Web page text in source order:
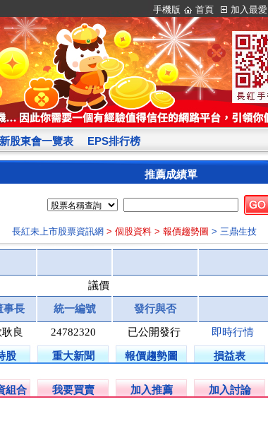
手機版 首頁 加入最愛
股東會一覽表 EPS排行榜
推薦成績單
長紅未上市股票資訊網 > 個股資料 > 報價趨勢圖 > 三鼎生技
議價
事長 統一編號 發行與否
耿良 24782320 已公開發行 即時行情
股 重大新聞 報價趨勢圖 損益表
組合 我要買賣 加入推薦 加入討論